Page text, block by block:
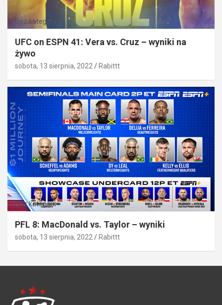
Bez kategorii
UFC on ESPN 41: Vera vs. Cruz – wyniki na
żywo
sobota, 13 sierpnia, 2022 Rabittt
Bez kategorii
PFL 8: MacDonald vs. Taylor – wyniki
sobota, 13 sierpnia, 2022 Rabittt